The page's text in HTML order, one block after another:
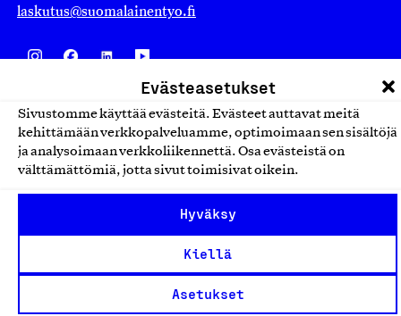
Evästeasetukset
Sivustomme käyttää evästeitä. Evästeet auttavat meitä
kehittämään verkkopalveluamme, optimoimaan sen sisältöjä
ja analysoimaan verkkoliikennettä. Osa evästeistä on
välttämättömiä, jotta sivut toimisivat oikein.
Hyväksy
Kiellä
Asetukset
laskutus@suomalainentyo.fi
Avainlippu
Yhteiskunnallinen Yritys -merkki